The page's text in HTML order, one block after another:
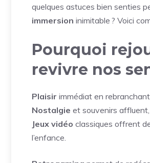
quelques astuces bien senties
immersion inimitable ? Voici
Pourquoi
revivre nos
Plaisir immédiat en rebranchant
Nostalgie et souvenirs
Jeux vidéo classiques offrent
l’enfance.